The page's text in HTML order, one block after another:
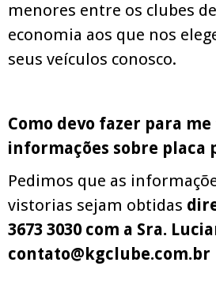
menores entre os clubes
economia aos que nos
seus veículos conosco.
Como devo fazer para
informações sobre placa
Pedimos que as
vistorias sejam obtidas
3673 3030 com a Sra.
contato@kgclube.com.br